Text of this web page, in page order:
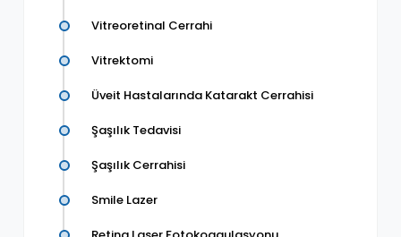
Vitreoretinal Cerrahi
Vitrektomi
Üveit Hastalarında Katarakt Cerrahisi
Şaşılık Tedavisi
Şaşılık Cerrahisi
Smile Lazer